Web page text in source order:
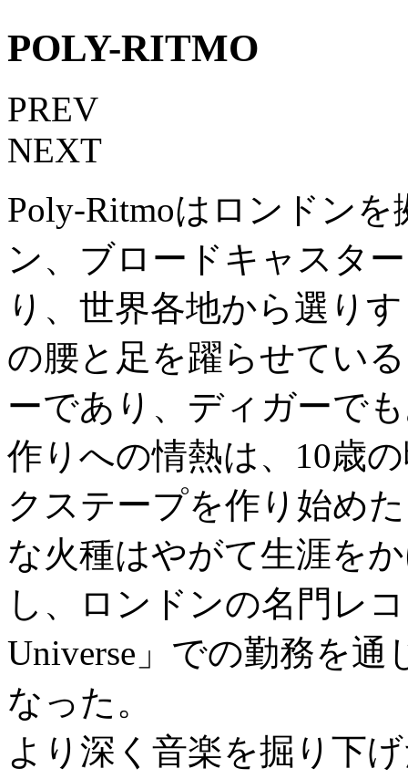
POLY-RITMO
PREV
NEXT
Poly-Ritmoはロンドン
ン、ブロードキャスタ
り、世界各地から選り
の腰と足を躍らせてい
ーであり、ディガーで
作りへの情熱は、10歳
クステープを作り始め
な火種はやがて生涯を
し、ロンドンの名門レ
Universe」での勤務を
なった。
より深く音楽を掘り下